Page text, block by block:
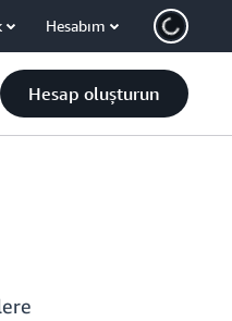
Hesabım
Hesap oluşturun